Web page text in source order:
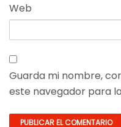
Web
Guarda mi nombre,
este navegador para